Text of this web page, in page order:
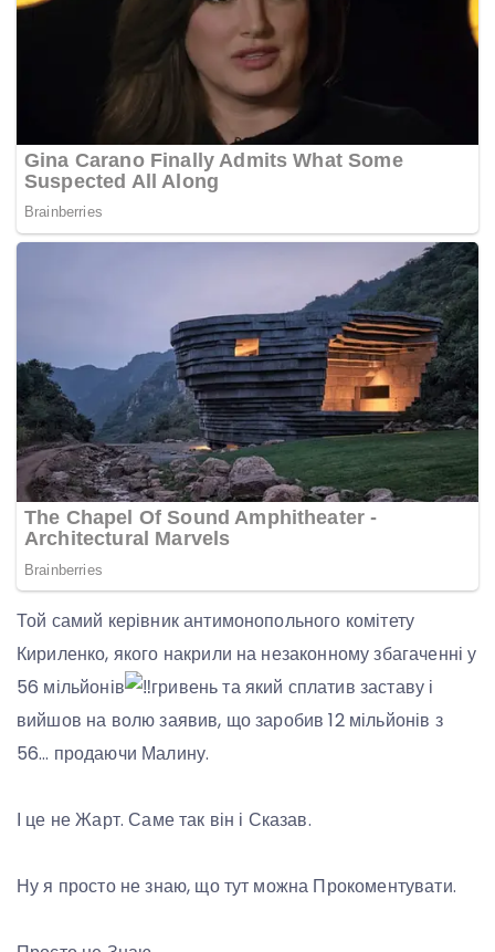
Той самий керівник антимонопольного комітету
Кириленко, якого накрили на незаконному збагаченні у
56 мільйонів
гривень та який сплатив заставу і
вийшов на волю заявив, що заробив 12 мільйонів з
56… продаючи Малину.
І це не Жарт. Саме так він і Сказав.
Ну я просто не знаю, що тут можна Прокоментувати.